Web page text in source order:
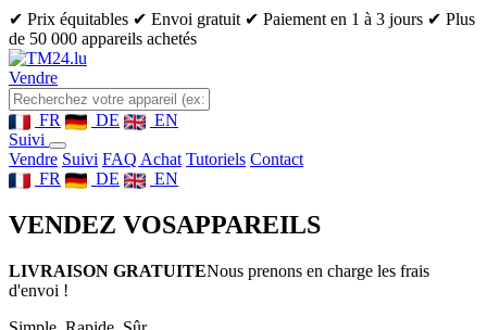
✔ Prix équitables ✔ Envoi gratuit ✔ Paiement en 1 à 3 jours ✔ Plus
de 50 000 appareils achetés
Vendre
FR DE
EN
Suivi
Vendre Suivi FAQ Achat Tutoriels Contact
FR
DE EN
VENDEZ VOSAPPAREILS
LIVRAISON GRATUITENous prenons en charge les frais
d'envoi !